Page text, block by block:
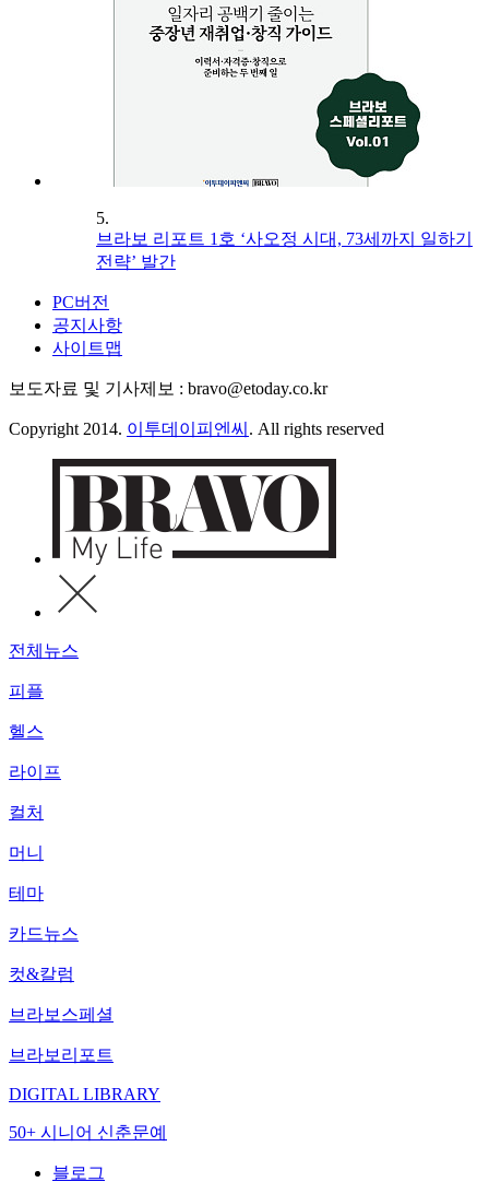
5.
브라보 리포트 1호 ‘사오정 시대, 73세까지 일하기
전략’ 발간
PC버전
공지사항
사이트맵
보도자료 및 기사제보 : bravo@etoday.co.kr
Copyright 2014. 이투데이피엔씨 . All rights reserved
전체뉴스
피플
헬스
라이프
컬처
머니
테마
카드뉴스
컷&칼럼
브라보스페셜
브라보리포트
DIGITAL LIBRARY
50+ 시니어 신춘문예
블로그